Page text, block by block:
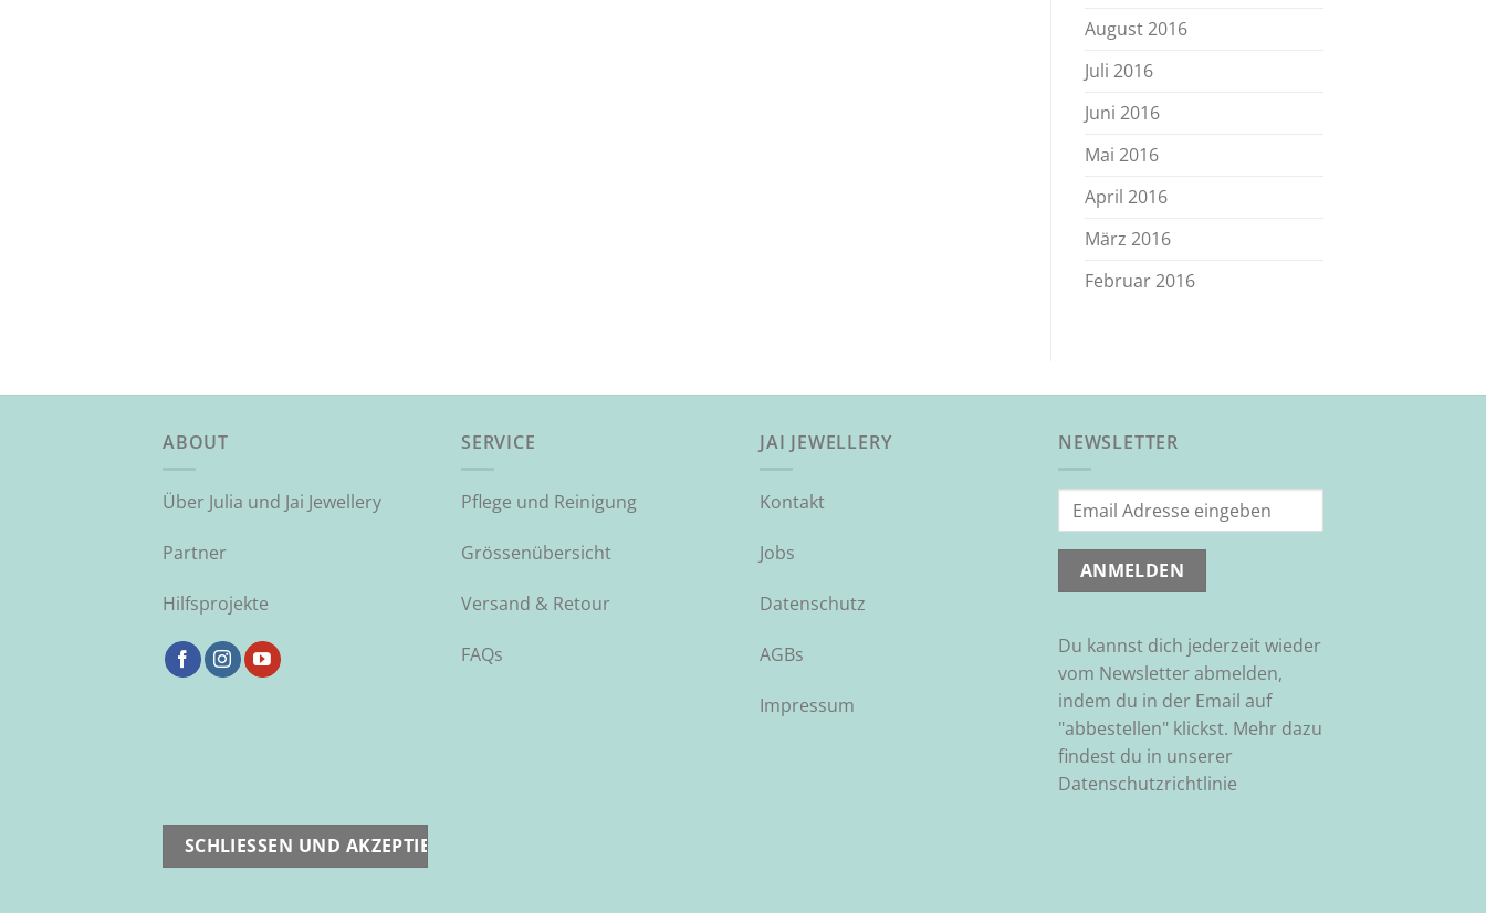
August 2016
Juli 2016
Juni 2016
Mai 2016
April 2016
März 2016
Februar 2016
ABOUT
Über Julia und Jai Jewellery
Partner
Hilfsprojekte
SERVICE
Pflege und Reinigung
Grössenübersicht
Versand & Retour
FAQs
JAI JEWELLERY
Kontakt
Jobs
Datenschutz
AGBs
Impressum
NEWSLETTER
Du kannst dich jederzeit wieder
vom Newsletter abmelden,
indem du in der Email auf
"abbestellen" klickst. Mehr dazu
findest du in unserer
Datenschutzrichtlinie